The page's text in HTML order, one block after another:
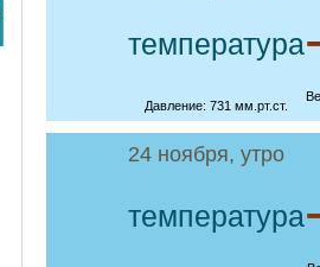
температура
Давление: 731 мм.рт.ст.
24 ноября, утро
температура